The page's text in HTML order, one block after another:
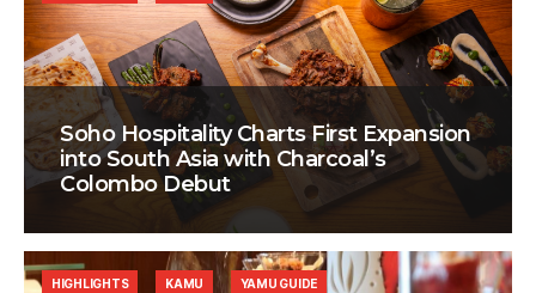
Soho Hospitality Charts First Expansion
into South Asia with Charcoal’s
Colombo Debut
HIGHLIGHTS KAMU YAMU GUIDE